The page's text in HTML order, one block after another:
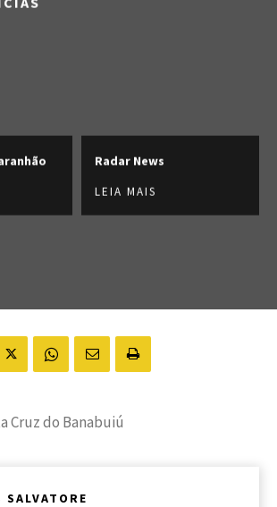
Radar News
LEIA MAIS
Cruz do Banabuiú
SALVATORE